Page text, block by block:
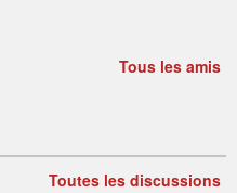
Tous les amis
Toutes les discussions